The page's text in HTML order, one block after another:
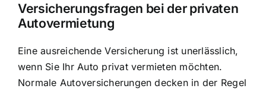
Versicherungsfragen bei der privaten
Autovermietung
Eine ausreichende Versicherung ist unerlässlich,
wenn Sie Ihr Auto privat vermieten möchten.
Normale Autoversicherungen decken in der Regel